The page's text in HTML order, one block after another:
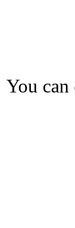
You